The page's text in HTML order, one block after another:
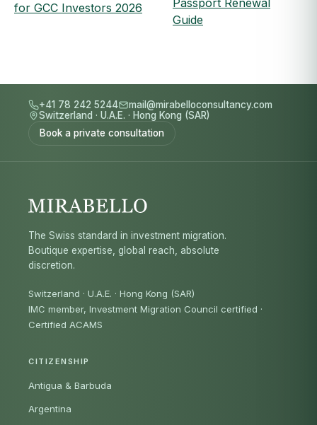
for GCC Investors 2026
Passport Renewal
Guide
+41 78 242 5244
mail@mirabelloconsultancy.com
Switzerland · U.A.E. · Hong Kong (SAR)
Book a private consultation
The Swiss standard in investment migration.
Boutique expertise, global reach, absolute
discretion.
Switzerland · U.A.E. · Hong Kong (SAR)
IMC member, Investment Migration Council certified ·
Certified ACAMS
CITIZENSHIP
Antigua & Barbuda
Argentina